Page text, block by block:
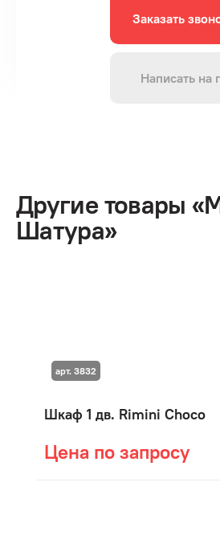
Заказать
Написать на
Другие товары
Шатура»
Шкаф 1 дв. Rimini Choco
Цена по запросу
арт. 3832